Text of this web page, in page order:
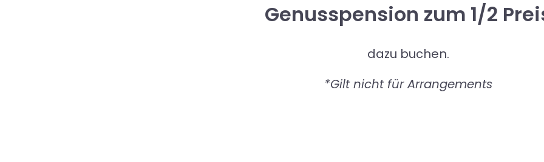
Genusspension zum 1/2
dazu buchen.
*Gilt nicht für Arrangements